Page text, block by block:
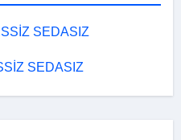
SEDASIZ
SEDASIZ